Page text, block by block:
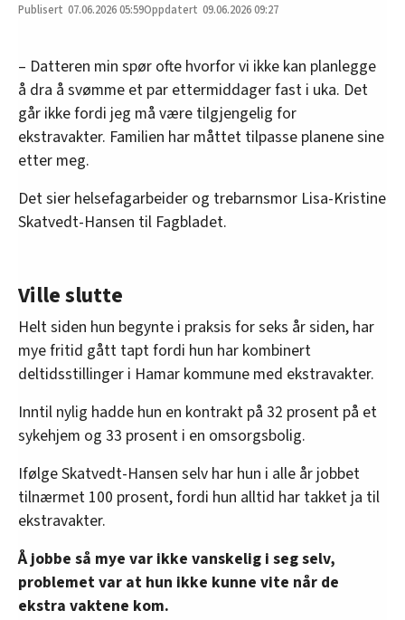
07.06.202605:59 09.06.2026 09:27
– Datteren min spør ofte hvorfor vi ikke kan planlegge
å dra å svømme et par ettermiddager fast i uka. Det
går ikke fordi jeg må være tilgjengelig for
ekstravakter. Familien har måttet tilpasse planene sine
etter meg.
Det sier helsefagarbeider og trebarnsmor Lisa-Kristine
Skatvedt-Hansen til Fagbladet.
Ville slutte
Helt siden hun begynte i praksis for seks år siden, har
mye fritid gått tapt fordi hun har kombinert
deltidsstillinger i Hamar kommune med ekstravakter.
Inntil nylig hadde hun en kontrakt på 32 prosent på et
sykehjem og 33 prosent i en omsorgsbolig.
Ifølge Skatvedt-Hansen selv har hun i alle år jobbet
tilnærmet 100 prosent, fordi hun alltid har takket ja til
ekstravakter.
Å jobbe så mye var ikke vanskelig i seg selv,
problemet var at hun ikke kunne vite når de
ekstra vaktene kom.